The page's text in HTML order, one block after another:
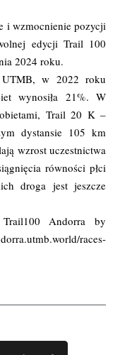
i wzmocnienie pozycji
edycji Trail 100
2024 roku.
UTMB, w 2022 roku
wynosiła 21%. W
Trail 20 K –
dystansie 105 km
wzrost uczestnictwa
równości płci
droga jest jeszcze
Andorra by
races-